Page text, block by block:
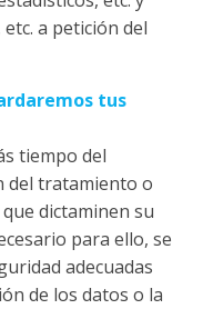
a petición del
tus
tiempo del
del tratamiento o
dictaminen su
para ello, se
adecuadas
de los datos o la